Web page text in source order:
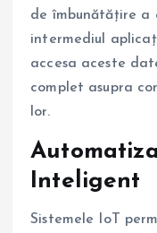
de îmbunătățire a
intermediul
accesa aceste
complet asupra
lor.
Inteligent
Sistemele IoT